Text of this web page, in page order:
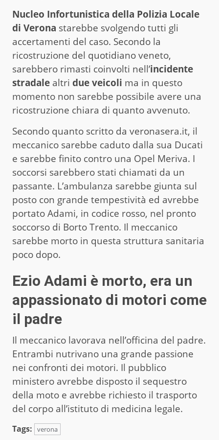
Nucleo Infortunistica della Polizia Locale
di Verona starebbe svolgendo tutti gli
accertamenti del caso. Secondo la
ricostruzione del quotidiano veneto,
sarebbero rimasti coinvolti nell’incidente
stradale altri due veicoli ma in questo
momento non sarebbe possibile avere una
ricostruzione chiara di quanto avvenuto.
Secondo quanto scritto da veronasera.it, il
meccanico sarebbe caduto dalla sua Ducati
e sarebbe finito contro una Opel Meriva. I
soccorsi sarebbero stati chiamati da un
passante. L’ambulanza sarebbe giunta sul
posto con grande tempestività ed avrebbe
portato Adami, in codice rosso, nel pronto
soccorso di Borto Trento. Il meccanico
sarebbe morto in questa struttura sanitaria
poco dopo.
Ezio Adami è morto, era un
appassionato di motori come
il padre
Il meccanico lavorava nell’officina del padre.
Entrambi nutrivano una grande passione
nei confronti dei motori. Il pubblico
ministero avrebbe disposto il sequestro
della moto e avrebbe richiesto il trasporto
del corpo all’istituto di medicina legale.
Tags: verona